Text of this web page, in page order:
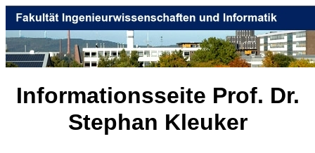
Informationsseite Prof. Dr.
Stephan Kleuker